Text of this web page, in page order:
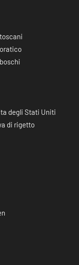
degli Stati Uniti
di rigetto